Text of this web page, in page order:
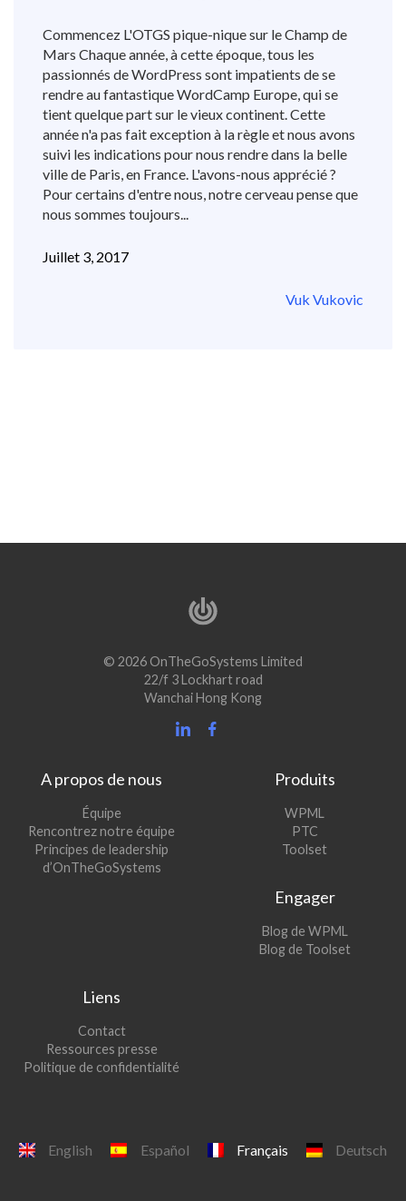
Commencez L'OTGS pique-nique sur le Champ de
Mars Chaque année, à cette époque, tous les
passionnés de WordPress sont impatients de se
rendre au fantastique WordCamp Europe, qui se
tient quelque part sur le vieux continent. Cette
année n'a pas fait exception à la règle et nous avons
suivi les indications pour nous rendre dans la belle
ville de Paris, en France. L'avons-nous apprécié ?
Pour certains d'entre nous, notre cerveau pense que
nous sommes toujours...
Juillet 3, 2017
Vuk Vukovic
© 2026 OnTheGoSystems Limited
22/f 3 Lockhart road
Wanchai Hong Kong
A propos de nous
Équipe
Rencontrez notre équipe
Principes de leadership
d’OnTheGoSystems
Produits
WPML
une
PTC(s’ouvre
dans
fenêtre)
Toolset(s’ouvre
nouvelle
Engager
Blog de WPML
dans
Blog de Toolset(s’ouvre
Liens
Contact
Ressources presse
Politique de confidentialité
English Español Français Deutsch